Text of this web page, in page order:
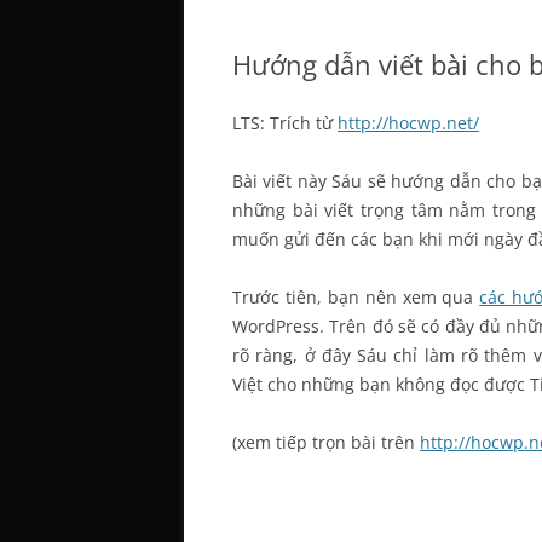
Hướng dẫn viết bài cho
LTS: Trích từ http://hocwp.net/
Bài viết này Sáu sẽ hướng dẫn cho
những bài viết trọng tâm nằm
muốn gửi đến các bạn khi mới ngày
Trước tiên, bạn nên xem quacác
WordPress. Trên đó sẽ có đầy đủ
rõ ràng, ở đây Sáu chỉ làm rõ thêm
Việt cho những bạn không đọc được
(xem tiếp trọn bài trên http://